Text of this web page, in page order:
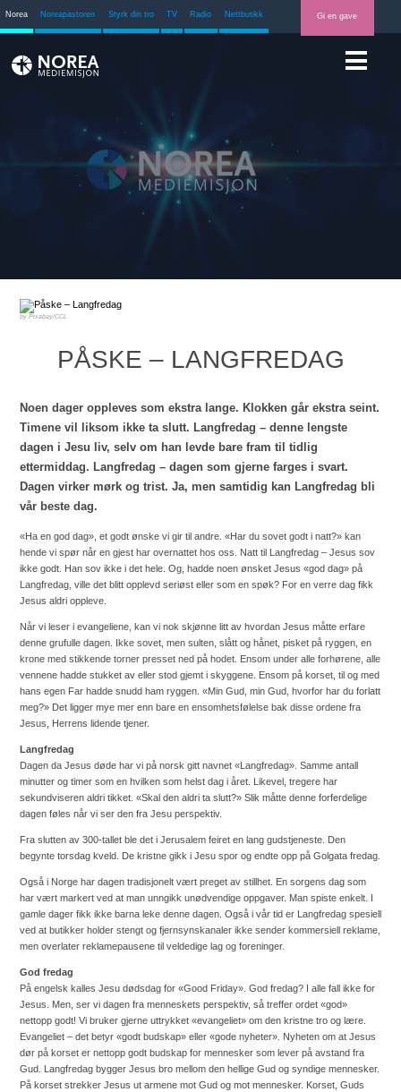
Norea Noreapastoren Styrk din tro TV Radio Nettbutikk Gi en gave
Pixabay/CCL
PÅSKE – LANGFREDAG
Noen dager oppleves som ekstra lange. Klokken går ekstra seint.
Timene vil liksom ikke ta slutt. Langfredag – denne lengste
dagen i Jesu liv, selv om han levde bare fram til tidlig
ettermiddag. Langfredag – dagen som gjerne farges i svart.
Dagen virker mørk og trist. Ja, men samtidig kan Langfredag bli
vår beste dag.
«Ha en god dag», et godt ønske vi gir til andre. «Har du sovet godt i natt?» kan
hende vi spør når en gjest har overnattet hos oss. Natt til Langfredag – Jesus sov
ikke godt. Han sov ikke i det hele. Og, hadde noen ønsket Jesus «god dag» på
Langfredag, ville det blitt opplevd seriøst eller som en spøk? For en verre dag fikk
Jesus aldri oppleve.
Når vi leser i evangeliene, kan vi nok skjønne litt av hvordan Jesus måtte erfare
denne grufulle dagen. Ikke sovet, men sulten, slått og hånet, pisket på ryggen, en
krone med stikkende torner presset ned på hodet. Ensom under alle forhørene, alle
vennene hadde stukket av eller stod gjemt i skyggene. Ensom på korset, til og med
hans egen Far hadde snudd ham ryggen. «Min Gud, min Gud, hvorfor har du forlatt
meg?» Det ligger mye mer enn bare en ensomhetsfølelse bak disse ordene fra
Jesus, Herrens lidende tjener.
Langfredag
Dagen da Jesus døde har vi på norsk gitt navnet «Langfredag». Samme antall
minutter og timer som en hvilken som helst dag i året. Likevel, tregere har
sekundviseren aldri tikket. «Skal den aldri ta slutt?» Slik måtte denne forferdelige
dagen føles når vi ser den fra Jesu perspektiv.
Fra slutten av 300-tallet ble det i Jerusalem feiret en lang gudstjeneste. Den
begynte torsdag kveld. De kristne gikk i Jesu spor og endte opp på Golgata fredag.
Også i Norge har dagen tradisjonelt vært preget av stillhet. En sorgens dag som
har vært markert ved at man unngikk unødvendige oppgaver. Man spiste enkelt. I
gamle dager fikk ikke barna leke denne dagen. Også i vår tid er Langfredag spesiell
ved at butikker holder stengt og fjernsynskanaler ikke sender kommersiell reklame,
men overlater reklamepausene til veldedige lag og foreninger.
God fredag
På engelsk kalles Jesu dødsdag for «Good Friday». God fredag? I alle fall ikke for
Jesus. Men, ser vi dagen fra menneskets perspektiv, så treffer ordet «god»
nettopp godt! Vi bruker gjerne uttrykket «evangeliet» om den kristne tro og lære.
Evangeliet – det betyr «godt budskap» eller «gode nyheter». Nyheten om at Jesus
dør på korset er nettopp godt budskap for mennesker som lever på avstand fra
Gud. Langfredag bygger Jesus bro mellom den hellige Gud og syndige mennesker.
På korset strekker Jesus ut armene mot Gud og mot mennesker. Korset, Guds